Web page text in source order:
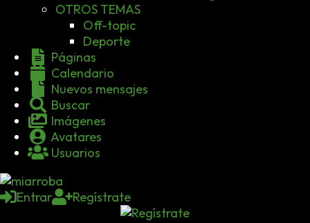
OTROS TEMAS
Off-topic
Deporte
Páginas
Calendario
Nuevos mensajes
Buscar
Imágenes
Avatares
Usuarios
Entrar Regístrate